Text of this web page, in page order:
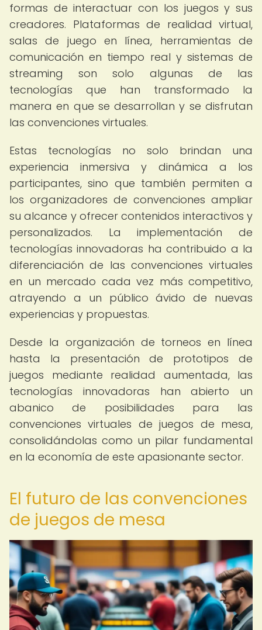
formas de interactuar con los juegos y sus
creadores. Plataformas de realidad virtual,
salas de juego en línea, herramientas de
comunicación en tiempo real y sistemas de
streaming son solo algunas de las
tecnologías que han transformado la
manera en que se desarrollan y se disfrutan
las convenciones virtuales.
Estas tecnologías no solo brindan una
experiencia inmersiva y dinámica a los
participantes, sino que también permiten a
los organizadores de convenciones ampliar
su alcance y ofrecer contenidos interactivos y
personalizados. La implementación de
tecnologías innovadoras ha contribuido a la
diferenciación de las convenciones virtuales
en un mercado cada vez más competitivo,
atrayendo a un público ávido de nuevas
experiencias y propuestas.
Desde la organización de torneos en línea
hasta la presentación de prototipos de
juegos mediante realidad aumentada, las
tecnologías innovadoras han abierto un
abanico de posibilidades para las
convenciones virtuales de juegos de mesa,
consolidándolas como un pilar fundamental
en la economía de este apasionante sector.
El futuro de las convenciones
de juegos de mesa